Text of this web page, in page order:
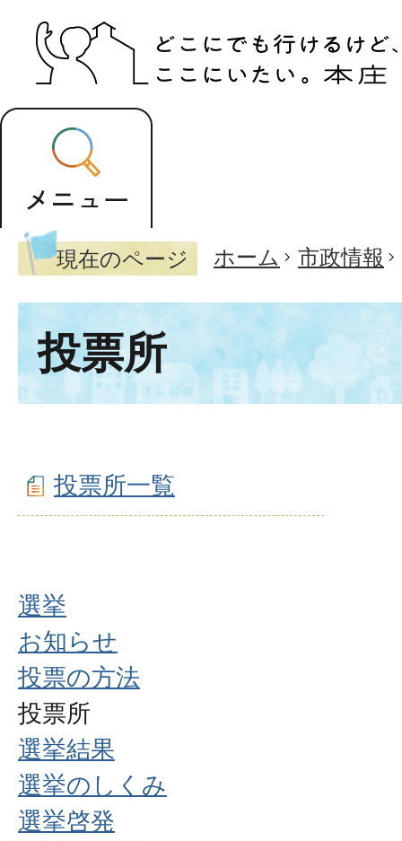
現在のページ ホーム 市政情報
投票所
投票所一覧
選挙
お知らせ
投票の方法
投票所
選挙結果
選挙のしくみ
選挙啓発